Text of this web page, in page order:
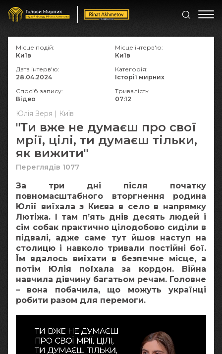
Юлія Зеря | Київ
"Ти вже не думаєш про свої
мрії, цілі, ти думаєш тільки,
як вижити"
Переглядів 1077
За три дні після початку
повномасштабного вторгнення родина
Юлії виїхала з Києва в село в напрямку
Лютіжа. І там п’ять днів десять людей і
сім собак практично цілодобово сиділи в
підвалі, адже саме тут йшов наступ на
столицю і навколо тривали постійні бої.
Їм вдалось виїхати в безпечне місце, а
потім Юлія поїхала за кордон. Війна
навчила дівчину багатьом речам. Головне
– вона побачила, що можуть українці
робити разом для перемоги.
Місце подій:
Київ
Місце інтерв'ю:
Київ
Дата інтерв'ю:
28.04.2024
Категорія:
Історії мирних
Спосіб запису:
Відео
Тривалість:
07:12